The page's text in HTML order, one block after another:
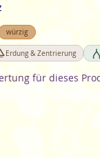
würzig
Erdung & Zentrierung
für dieses